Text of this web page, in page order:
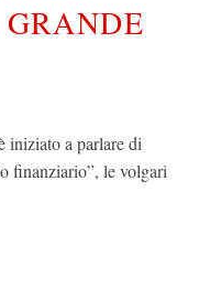
iniziato a parlare di
finanziario”, le volgari